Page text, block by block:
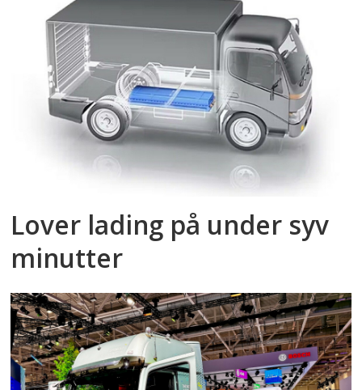
Lover lading på under syv
minutter